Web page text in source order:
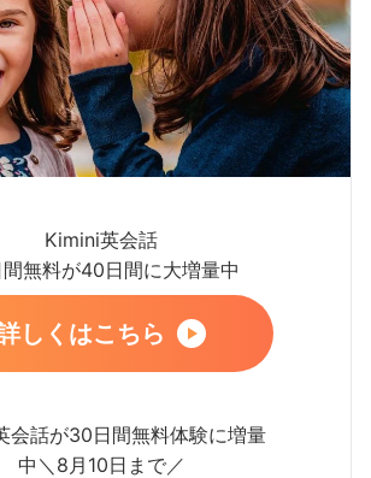
Kimini英会話
間無料が40日間に大増量中
しくはこちら
会話が30日間無料体験に増量
中＼8月10日まで／